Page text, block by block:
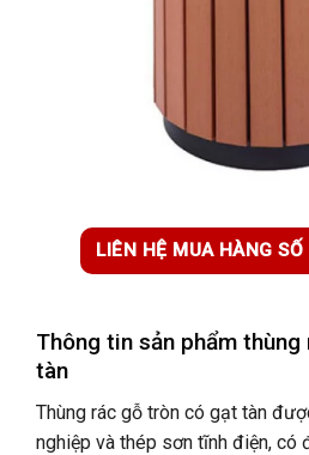
LIÊN HỆ MUA HÀNG SỐ
Thông tin sản phẩm t
tàn
Thùng rác gỗ tròn có gạt tàn
nghiệp và thép sơn tĩnh điện, có